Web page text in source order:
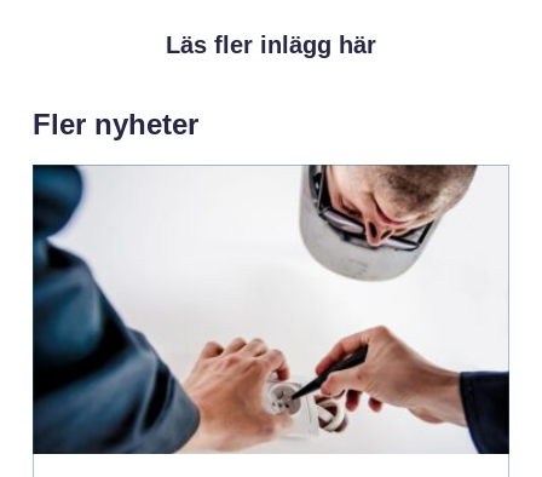
Läs fler inlägg här
Fler nyheter